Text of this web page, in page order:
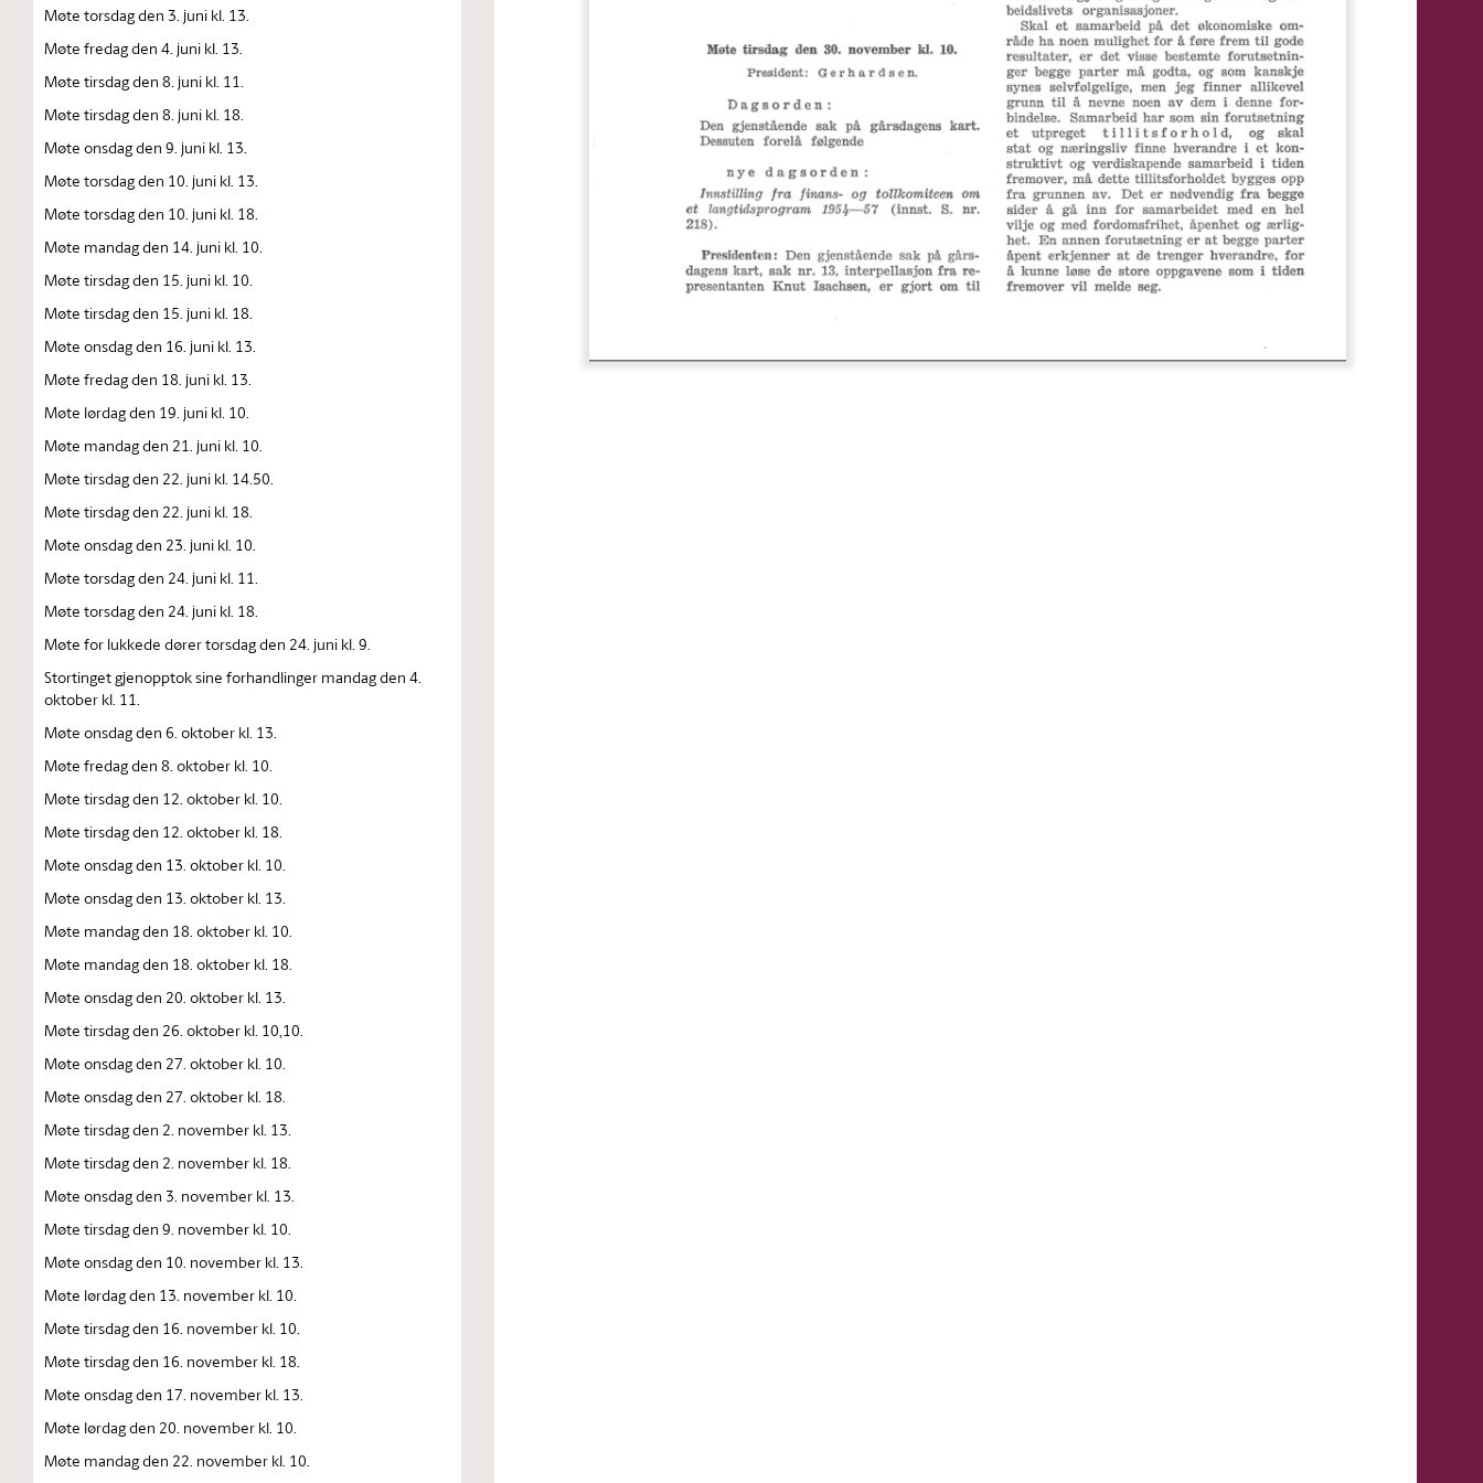
Møte torsdag den 3. juni kl. 13.
Møte fredag den 4. juni kl. 13.
Møte tirsdag den 8. juni kl. 11.
Møte tirsdag den 8. juni kl. 18.
Møte onsdag den 9. juni kl. 13.
Møte torsdag den 10. juni kl. 13.
Møte torsdag den 10. juni kl. 18.
Møte mandag den 14. juni kl. 10.
Møte tirsdag den 15. juni kl. 10.
Møte tirsdag den 15. juni kl. 18.
Møte onsdag den 16. juni kl. 13.
Møte fredag den 18. juni kl. 13.
Møte lørdag den 19. juni kl. 10.
Møte mandag den 21. juni kl. 10.
Møte tirsdag den 22. juni kl. 14.50.
Møte tirsdag den 22. juni kl. 18.
Møte onsdag den 23. juni kl. 10.
Møte torsdag den 24. juni kl. 11.
Møte torsdag den 24. juni kl. 18.
Møte for lukkede dører torsdag den 24. juni kl. 9.
Stortinget gjenopptok sine forhandlinger mandag den 4.
oktober kl. 11.
Møte onsdag den 6. oktober kl. 13.
Møte fredag den 8. oktober kl. 10.
Møte tirsdag den 12. oktober kl. 10.
Møte tirsdag den 12. oktober kl. 18.
Møte onsdag den 13. oktober kl. 10.
Møte onsdag den 13. oktober kl. 13.
Møte mandag den 18. oktober kl. 10.
Møte mandag den 18. oktober kl. 18.
Møte onsdag den 20. oktober kl. 13.
Møte tirsdag den 26. oktober kl. 10,10.
Møte onsdag den 27. oktober kl. 10.
Møte onsdag den 27. oktober kl. 18.
Møte tirsdag den 2. november kl. 13.
Møte tirsdag den 2. november kl. 18.
Møte onsdag den 3. november kl. 13.
Møte tirsdag den 9. november kl. 10.
Møte onsdag den 10. november kl. 13.
Møte lørdag den 13. november kl. 10.
Møte tirsdag den 16. november kl. 10.
Møte tirsdag den 16. november kl. 18.
Møte onsdag den 17. november kl. 13.
Møte lørdag den 20. november kl. 10.
Møte mandag den 22. november kl. 10.